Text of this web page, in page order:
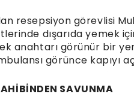
resepsiyon görevlisi
dışarıda yemek
anahtarı görünür bir
görünce kapıyı
SAVUNMA